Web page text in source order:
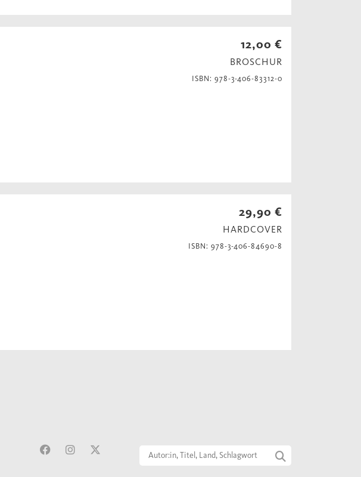
12,00 €
BROSCHUR
ISBN: 978-3-406-83312-0
29,90 €
HARDCOVER
ISBN: 978-3-406-84690-8